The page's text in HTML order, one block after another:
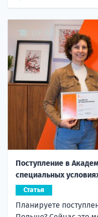
Поступление в
специальных
Статья
Планируете